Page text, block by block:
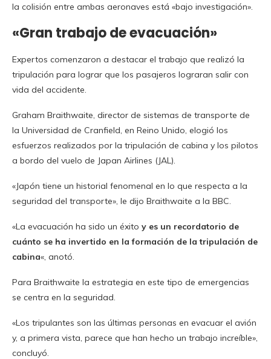
la colisión entre ambas aeronaves está «bajo investigación».
«Gran trabajo de evacuación»
Expertos comenzaron a destacar el trabajo que realizó la
tripulación para lograr que los pasajeros lograran salir con
vida del accidente.
Graham Braithwaite, director de sistemas de transporte de
la Universidad de Cranfield, en Reino Unido, elogió los
esfuerzos realizados por la tripulación de cabina y los pilotos
a bordo del vuelo de Japan Airlines (JAL).
«Japón tiene un historial fenomenal en lo que respecta a la
seguridad del transporte», le dijo Braithwaite a la BBC.
«La evacuación ha sido un éxito y es un recordatorio de
cuánto se ha invertido en la formación de la tripulación de
cabina«, anotó.
Para Braithwaite la estrategia en este tipo de emergencias
se centra en la seguridad.
«Los tripulantes son las últimas personas en evacuar el avión
y, a primera vista, parece que han hecho un trabajo increíble»,
concluyó.